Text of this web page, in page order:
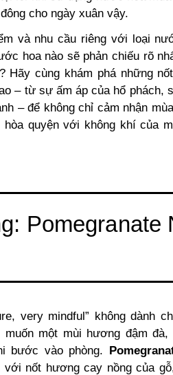
cho ngày xuân vậy.
và nhu cầu riêng với loại
hoa nào sẽ phản chiếu rõ
Hãy cùng khám phá những
– từ sự ấm áp của hổ phách,
– để không chỉ cảm nhận
quyện với không khí của
Pomegranate
very mindful” không dành
một mùi hương đậm đà,
bước vào phòng.
với nốt hương cay nồng của